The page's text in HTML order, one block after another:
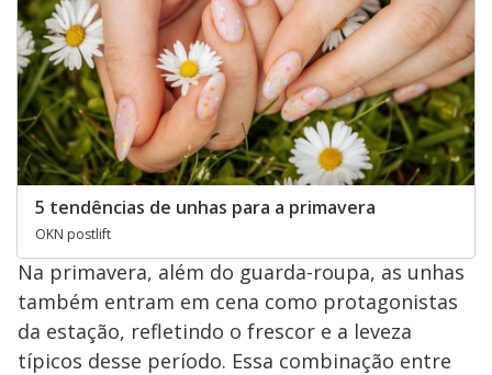
5 tendências de unhas para a primavera
OKN postlift
Na primavera, além do guarda-roupa, as unhas
também entram em cena como protagonistas
da estação, refletindo o frescor e a leveza
típicos desse período. Essa combinação entre